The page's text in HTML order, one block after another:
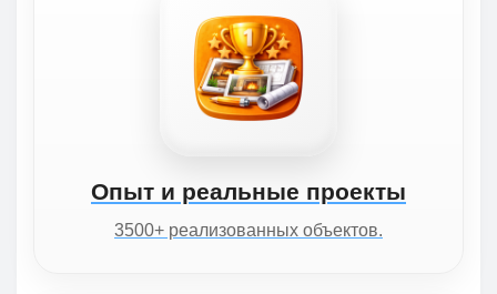
Опыт и реальные проекты
3500+ реализованных объектов.